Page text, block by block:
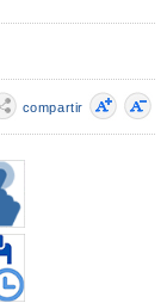
compartir